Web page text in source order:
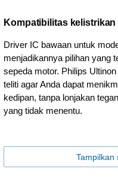
Kompatibilitas
Driver IC bawaan untuk
menjadikannya pilihan yang
sepeda motor. Philips
teliti agar Anda dapat
kedipan, tanpa lonjakan
yang tidak menentu.
Tampilkan